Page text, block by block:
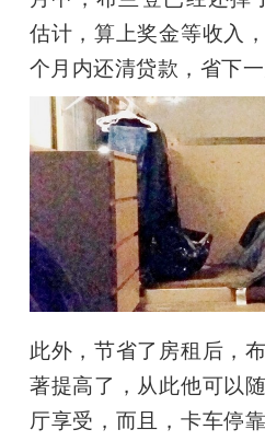
估计，算上奖金等收入
个月内还清贷款，省下
此外，节省了房租后，
著提高了，从此他可以
厅享受，而且，卡车停